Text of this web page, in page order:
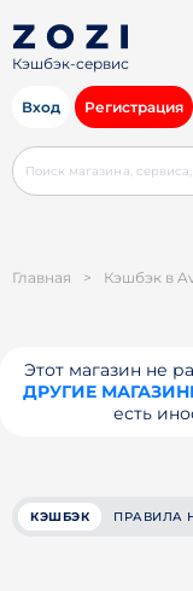
Кэшбэк-сервис
Вход Регистрация
Главная > Кэшбэк в
Этот магазин не
ДРУГИЕ
есть
КЭШБЭК ПРАВИЛА